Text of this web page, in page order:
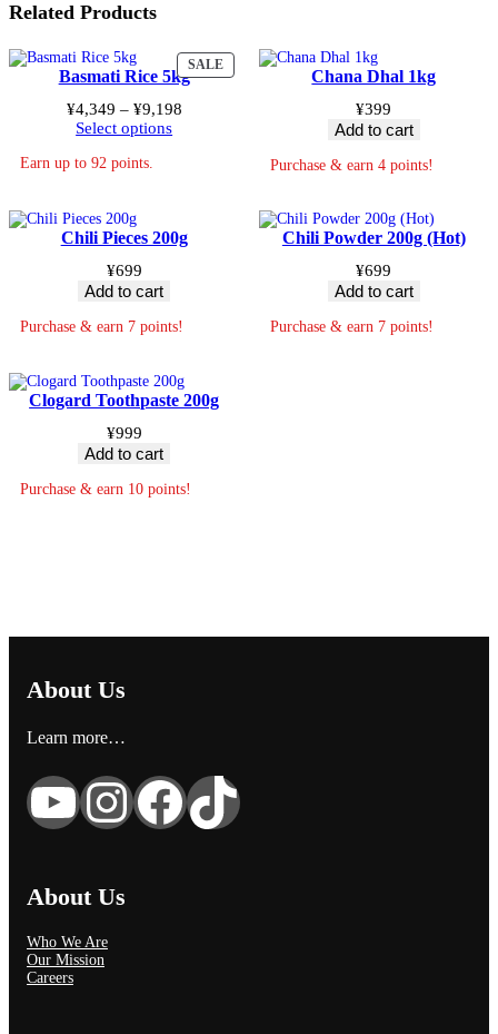
Related Products
SALEPRODUCT
ON
Basmati Rice 5kg
¥4,349 – ¥9,198Price
Select options
Earn up to 92 points.
Chana Dhal 1kg
¥399
Add to cart
Purchase & earn 4 points!
Chili Pieces 200g
¥699
Add to cart
Purchase & earn 7 points!
Chili Powder 200g (Hot)
¥699
Add to cart
Purchase & earn 7 points!
Clogard Toothpaste 200g
¥999
Add to cart
Purchase & earn 10 points!
About Us
Learn more…
YouTube Instagram Facebook TikTok
About Us
Who We Are
Our Mission
Careers